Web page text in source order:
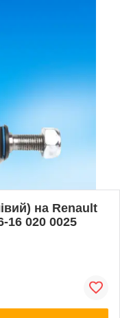
на Renault
16 020 0025